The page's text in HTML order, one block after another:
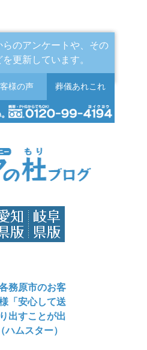
らのアンケートや、その
更新しています。
様の声 葬儀あれこれ
務原市のお客
「安心して送
り出すことが出
ハムスター）